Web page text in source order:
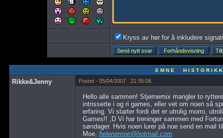
Kryss av her for å inkludere
E M N E H I S T O R I K K
Rikke&Jenny Postet - 05/04/2007 : 21:35:06
Hello alle sammen! Stjernemix mangler to
intrisserte i og ri games, eller vet om noen så
erfaring. Vi starter fordi det er utrolig morro,
Games!! ;D Vi har treninger sammen med
søndager. Hvis noen lurer på noe send en mail
Moe, helenemoe@hotmail.com